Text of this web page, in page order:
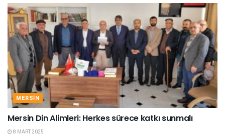
MERSIN
Mersin Din Alimleri: Herkes sürece katkı sunmalı
8 MART 2025